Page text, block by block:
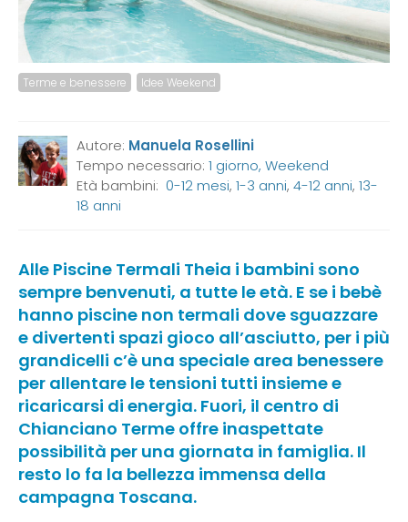
Terme e benessere Idee Weekend
Autore: Manuela Rosellini
Tempo necessario:1 giorno, Weekend
Età bambini:0-12 mesi,1-3 anni,4-12 anni,13-
18 anni
Alle Piscine Termali Theia i bambini sono
sempre benvenuti, a tutte le età. E se i bebè
hanno piscine non termali dove sguazzare
e divertenti spazi gioco all’asciutto, per i più
grandicelli c’è una speciale area benessere
per allentare le tensioni tutti insieme e
ricaricarsi di energia. Fuori, il centro di
Chianciano Terme offre inaspettate
possibilità per una giornata in famiglia. Il
resto lo fa la bellezza immensa della
campagna Toscana.